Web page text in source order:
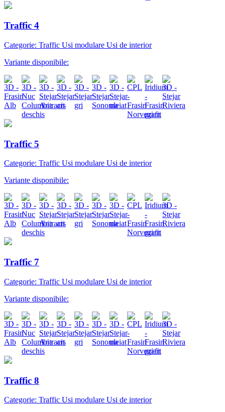
Traffic 4
Categorie: Traffic Usi modulare Usi de interior
Variante disponibile:
Traffic 5
Categorie: Traffic Usi modulare Usi de interior
Variante disponibile:
Traffic 7
Categorie: Traffic Usi modulare Usi de interior
Variante disponibile:
Traffic 8
Categorie: Traffic Usi modulare Usi de interior